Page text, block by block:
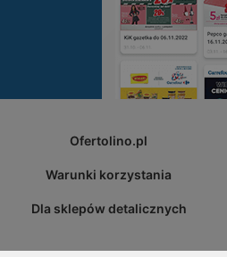
Ofertolino.pl
Warunki korzystania
Dla sklepów detalicznych